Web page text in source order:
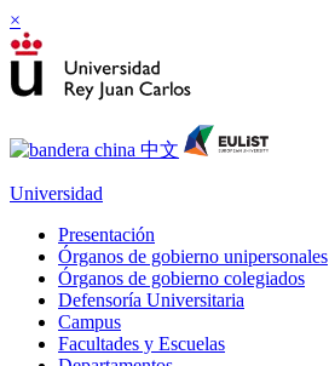
×
Universidad
Presentación
Órganos de gobierno unipersonales
Órganos de gobierno colegiados
Defensoría Universitaria
Campus
Facultades y Escuelas